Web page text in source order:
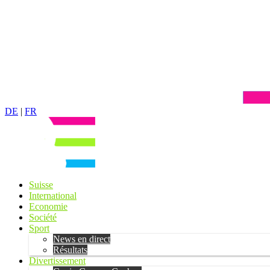
DE | FR
Suisse
International
Economie
Société
Sport
News en direct
Résultats
Divertissement